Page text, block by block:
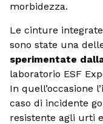
morbidezza.
Le cinture
sono state una
sperimentate
laboratorio ESF
In quell’occasione
caso di incidente
resistente agli urti